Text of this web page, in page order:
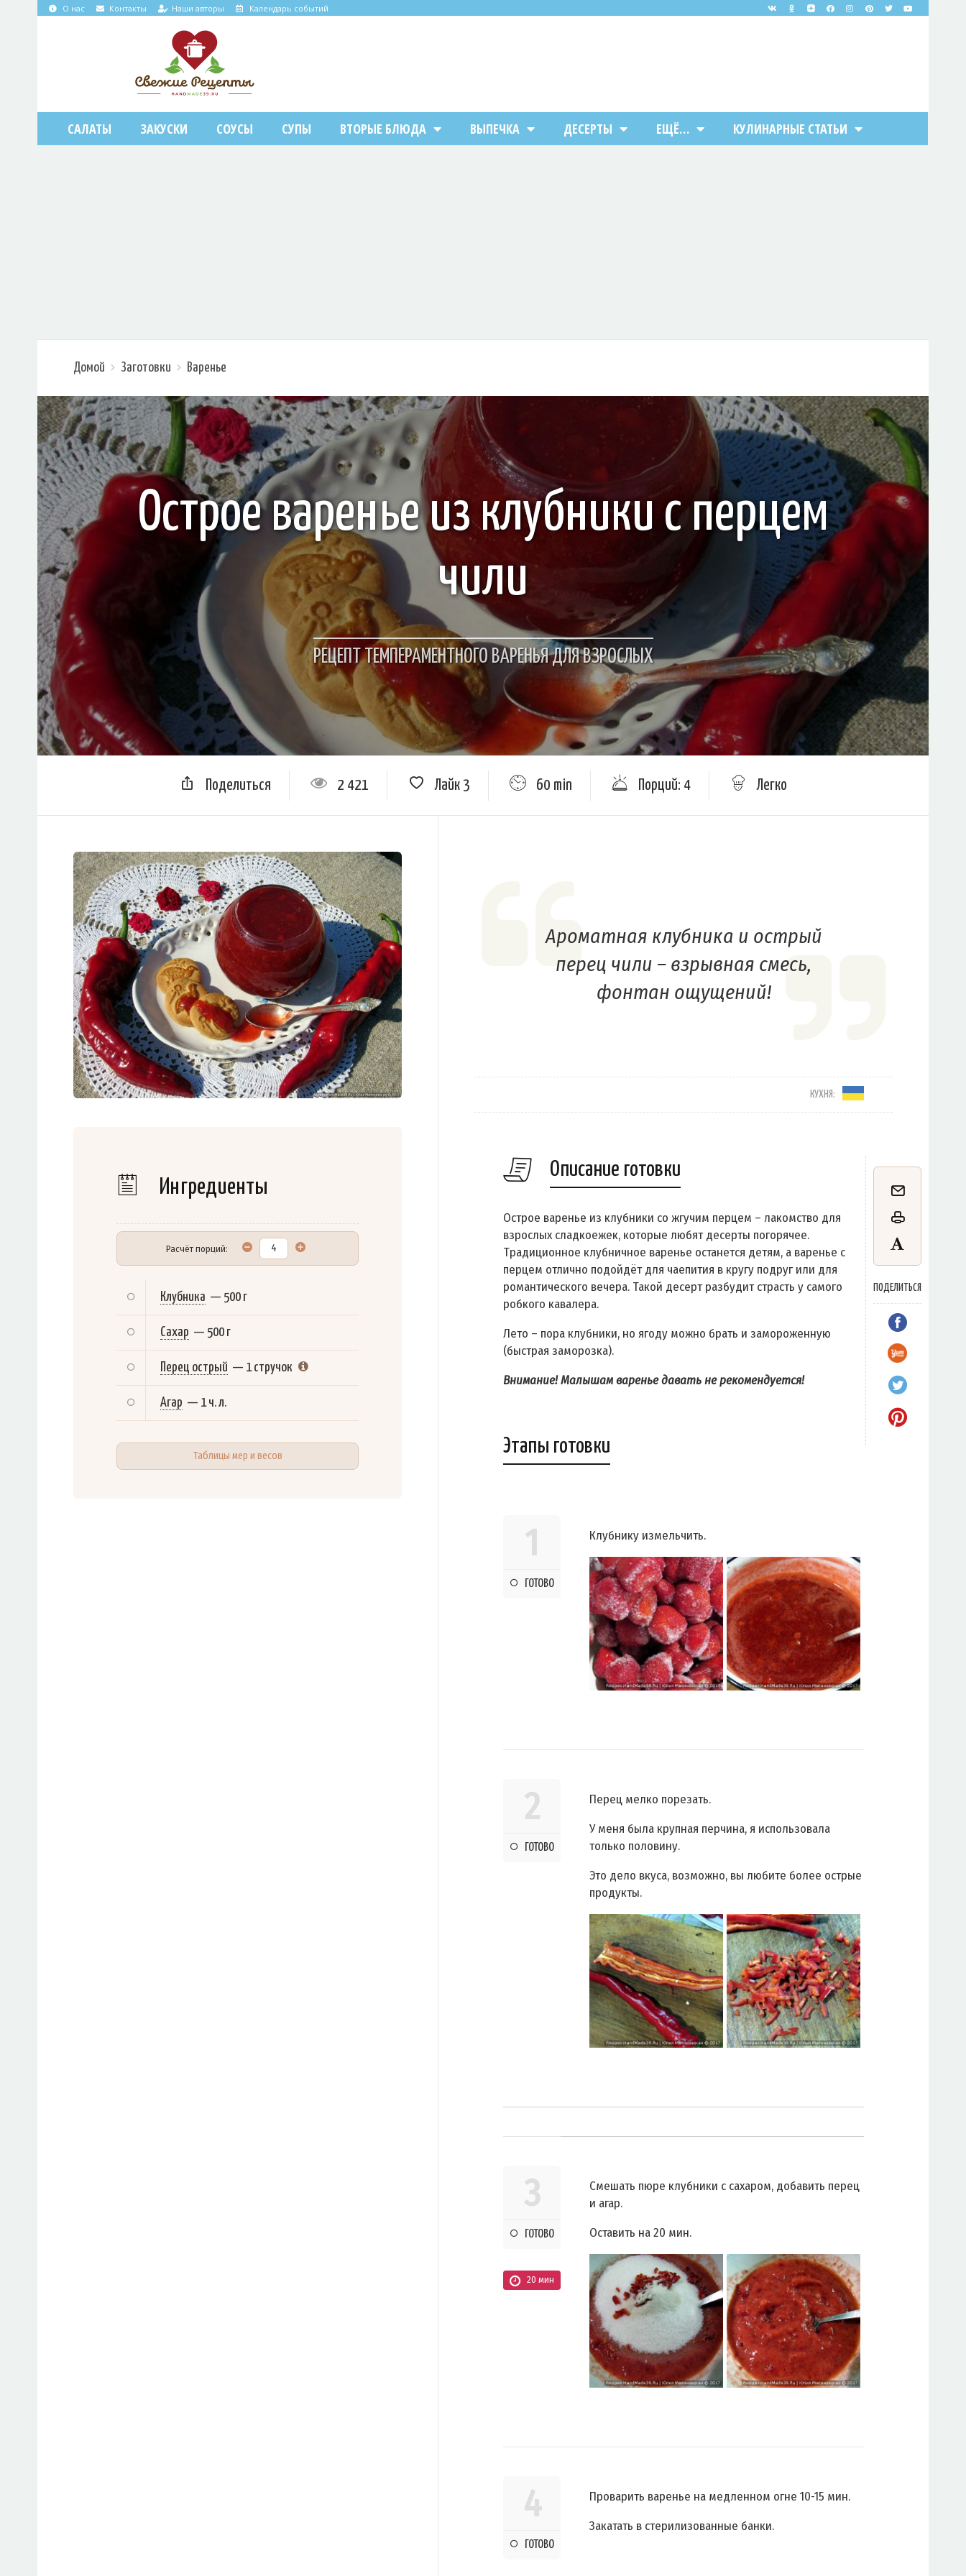
О нас Контакты Наши авторы Календарь событий
САЛАТЫ ЗАКУСКИ СОУСЫ СУПЫ ВТОРЫЕ БЛЮДА ВЫПЕЧКА ДЕСЕРТЫ ЕЩЁ… КУЛИНАРНЫЕ СТАТЬИ
Домой Заготовки Варенье
Острое варенье из клубники с перцем
чили
РЕЦЕПТ ТЕМПЕРАМЕНТНОГО ВАРЕНЬЯ ДЛЯ ВЗРОСЛЫХ
Поделиться 2 421 Лайк 3 60 min Порций: 4 Легко
Ингредиенты
Расчёт порций:
Клубника — 500 г
Сахар — 500 г
Перец острый — 1 стручок
Агар — 1 ч. л.
Таблицы мер и весов
Ароматная клубника и острый
перец чили – взрывная смесь,
фонтан ощущений!
КУХНЯ:
Описание готовки
ПОДЕЛИТЬСЯ
Острое варенье из клубники со жгучим перцем – лакомство для
взрослых сладкоежек, которые любят десерты погорячее.
Традиционное клубничное варенье останется детям, а варенье с
перцем отлично подойдёт для чаепития в кругу подруг или для
романтического вечера. Такой десерт разбудит страсть у самого
робкого кавалера.
Лето – пора клубники, но ягоду можно брать и замороженную
(быстрая заморозка).
Внимание! Малышам варенье давать не рекомендуется!
Этапы готовки
1
ГОТОВО
Клубнику измельчить.
2
ГОТОВО
Перец мелко порезать.
У меня была крупная перчина, я использовала
только половину.
Это дело вкуса, возможно, вы любите более острые
продукты.
3
ГОТОВО
20 мин
Смешать пюре клубники с сахаром, добавить перец
и агар.
Оставить на 20 мин.
4
ГОТОВО
Проварить варенье на медленном огне 10-15 мин.
Закатать в стерилизованные банки.